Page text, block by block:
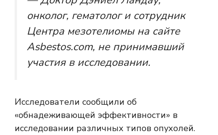
онколог, гематолог и сотрудник
Центра мезотелиомы на сайте
Asbestos.com, не принимавший
участия в исследовании.
Исследователи сообщили об
«обнадеживающей эффективности» в
исследовании различных типов опухолей.